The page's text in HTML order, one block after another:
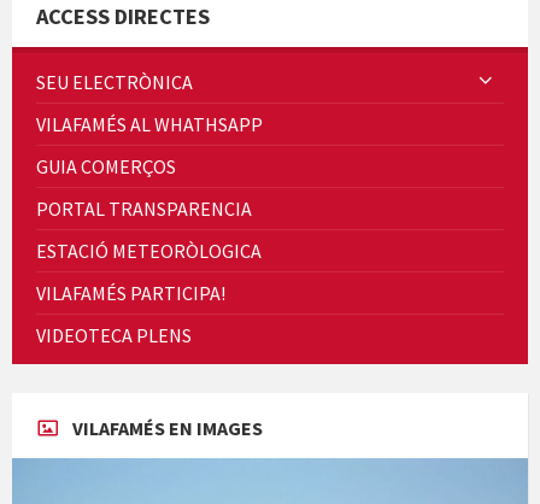
Quintà Culroja
Cicle de Cine i Dones rurals
ACCESS DIRECTES
SEU ELECTRÒNICA
VILAFAMÉS AL WHATHSAPP
GUIA COMERÇOS
PORTAL TRANSPARENCIA
ESTACIÓ METEORÒLOGICA
VILAFAMÉS PARTICIPA!
VIDEOTECA PLENS
VILAFAMÉS EN IMAGES